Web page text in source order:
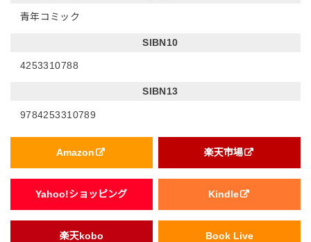
青年コミック
SIBN10
4253310788
SIBN13
9784253310789
Amazon 楽天市場
Yahoo!ショッピング Kindle
楽天kobo Book Live